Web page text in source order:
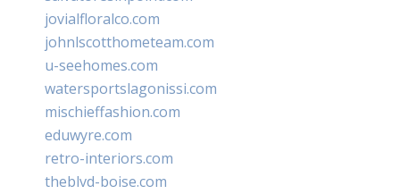
jovialfloralco.com
johnlscotthometeam.com
u-seehomes.com
watersportslagonissi.com
mischieffashion.com
eduwyre.com
retro-interiors.com
theblvd-boise.com